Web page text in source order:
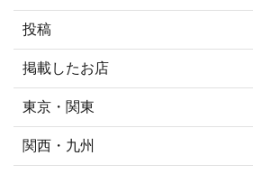
投稿
掲載したお店
東京・関東
関西・九州